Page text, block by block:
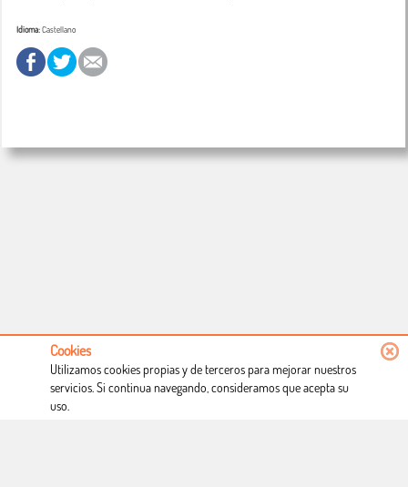
Idioma:Castellano
Condiciones de uso
Cookies
Utilizamos cookies propias y de terceros para mejorar nuestros
servicios. Si continua navegando, consideramos que acepta su
uso.